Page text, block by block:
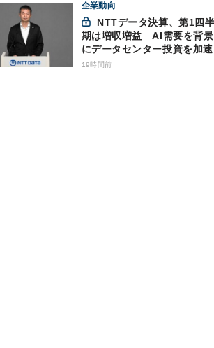
企業動向
期は増収増益 AI需要を背景
にデータセンター投資を加速
19時間前